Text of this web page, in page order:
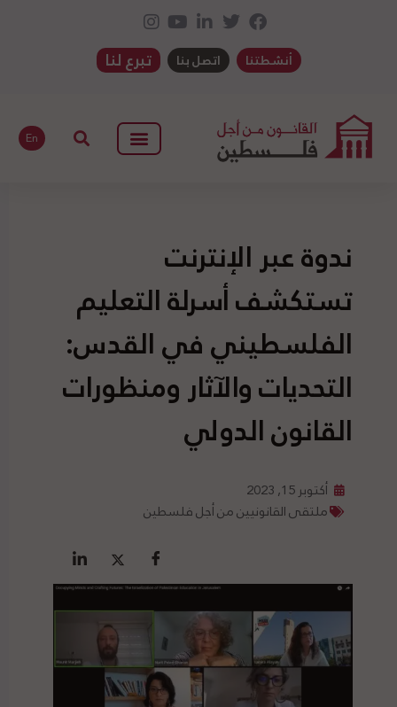
أنشطتنا اتصل بنا تبرع لنا
En
ندوة عبر الإنترنت
تستكشف أسرلة التعليم
الفلسطيني في القدس:
التحديات والآثار ومنظورات
القانون الدولي
أكتوبر 15, 2023
ملتقى القانونيين من أجل فلسطين